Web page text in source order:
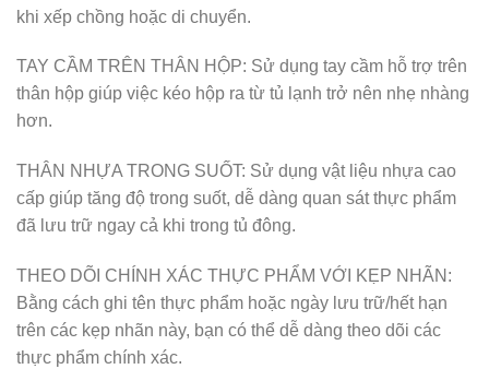
khi xếp chồng hoặc di chuyển.
TAY CẦM TRÊN THÂN HỘP: Sử dụng tay cầm hỗ trợ trên
thân hộp giúp việc kéo hộp ra từ tủ lạnh trở nên nhẹ nhàng
hơn.
THÂN NHỰA TRONG SUỐT: Sử dụng vật liệu nhựa cao
cấp giúp tăng độ trong suốt, dễ dàng quan sát thực phẩm
đã lưu trữ ngay cả khi trong tủ đông.
THEO DÕI CHÍNH XÁC THỰC PHẨM VỚI KẸP NHÃN:
Bằng cách ghi tên thực phẩm hoặc ngày lưu trữ/hết hạn
trên các kẹp nhãn này, bạn có thể dễ dàng theo dõi các
thực phẩm chính xác.